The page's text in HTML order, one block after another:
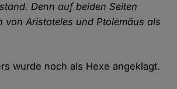
Denn auf beiden Seiten
von Aristoteles und Ptolemäus als
wurde noch als Hexe angeklagt.